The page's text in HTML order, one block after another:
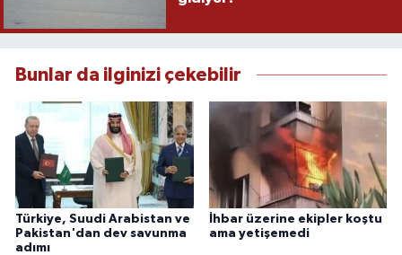
Bunlar da ilginizi çekebilir
Türkiye, Suudi Arabistan ve
Pakistan'dan dev savunma
adımı
İhbar üzerine ekipler koştu
ama yetişemedi